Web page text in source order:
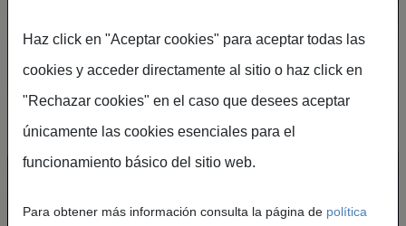
Ruta de navegación
Talento
y empleo
Haz click en "Aceptar cookies" para aceptar todas las
cookies y acceder directamente al sitio o haz click en
"Rechazar cookies" en el caso que desees aceptar
únicamente las cookies esenciales para el
funcionamiento básico del sitio web.
Para obtener más información consulta la página de política